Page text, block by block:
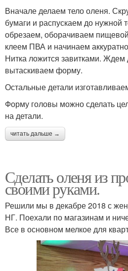
Вначале делаем тело оленя.
бумаги и распускаем до
обрезаем, оборачиваем
клеем ПВА и начинаем
Нитка ложится завитками.
вытаскиваем форму.
Остальные детали
Форму головы можно сделать
на детали.
читать дальше →
Сделать оленя из
своими руками.
Решили мы в декабре 2018 с
НГ. Поехали по магазинам и
Все в основном мелкое для